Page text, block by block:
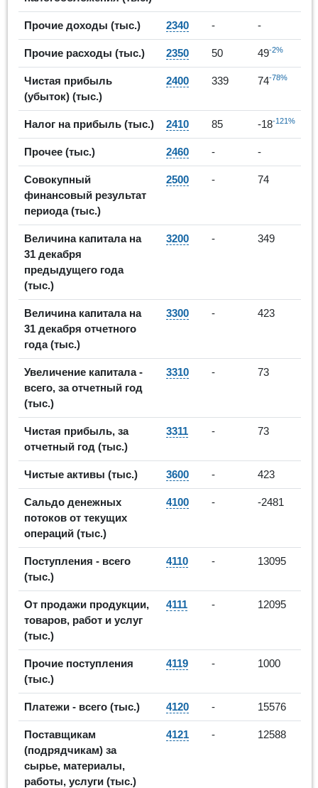
Прочие доходы (тыс.) 2340 - -
Прочие расходы (тыс.) 2350 50 49-2%
Чистая прибыль
(убыток) (тыс.)
2400 339 74-78%
Налог на прибыль (тыс.) 2410 85 -18-121%
Прочее (тыс.) 2460 - -
Совокупный
финансовый результат
периода (тыс.)
2500 - 74
Величина капитала на
31 декабря
предыдущего года
(тыс.)
3200 - 349
Величина капитала на
31 декабря отчетного
года (тыс.)
3300 - 423
Увеличение капитала -
всего, за отчетный год
(тыс.)
3310 - 73
Чистая прибыль, за
отчетный год (тыс.)
3311 - 73
Чистые активы (тыс.) 3600 - 423
Сальдо денежных
потоков от текущих
операций (тыс.)
4100 - -2481
Поступления - всего
(тыс.)
4110 - 13095
От продажи продукции,
товаров, работ и услуг
(тыс.)
4111 - 12095
Прочие поступления
(тыс.)
4119 - 1000
Платежи - всего (тыс.) 4120 - 15576
Поставщикам
(подрядчикам) за
сырье, материалы,
работы, услуги (тыс.)
4121 - 12588